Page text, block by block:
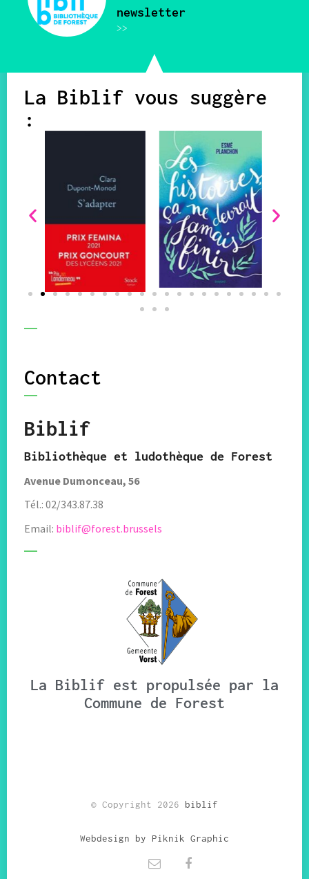
newsletter
>>
La Biblif vous suggère
:
Contact
Biblif
Bibliothèque et ludothèque de Forest
Avenue Dumonceau, 56
Tél.: 02/343.87.38
Email: biblif@forest.brussels
La Biblif est propulsée par la
Commune de Forest
© Copyright 2026 biblif
Webdesign by Piknik Graphic